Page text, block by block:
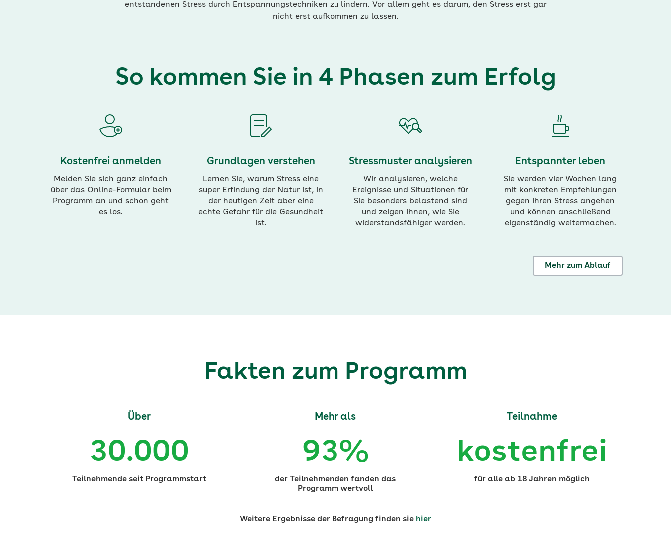
entstandenen Stress durch Entspannungstechniken zu lindern. Vor allem geht es darum, den Stress erst gar
nicht erst aufkommen zu lassen.
So kommen Sie in 4 Phasen zum Erfolg
Kostenfrei anmelden
Melden Sie sich ganz einfach
über das Online-Formular beim
Programm an und schon geht
es los.
Grundlagen verstehen
Lernen Sie, warum Stress eine
super Erfindung der Natur ist, in
der heutigen Zeit aber eine
echte Gefahr für die Gesundheit
ist.
Stressmuster analysieren
Wir analysieren, welche
Ereignisse und Situationen für
Sie besonders belastend sind
und zeigen Ihnen, wie Sie
widerstandsfähiger werden.
Entspannter leben
Sie werden vier Wochen lang
mit konkreten Empfehlungen
gegen Ihren Stress angehen
und können anschließend
eigenständig weitermachen.
Mehr zum Ablauf
Fakten zum Programm
Über
30.000
Teilnehmende seit Programmstart
Mehr als
93%
der Teilnehmenden fanden das
Programm wertvoll
Teilnahme
kostenfrei
für alle ab 18 Jahren möglich
Weitere Ergebnisse der Befragung finden sie hier